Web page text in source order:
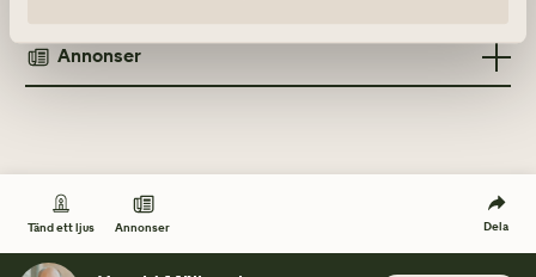
Tänd ett ljus Annonser Dela
TÄND ETT LJUS
Annonser